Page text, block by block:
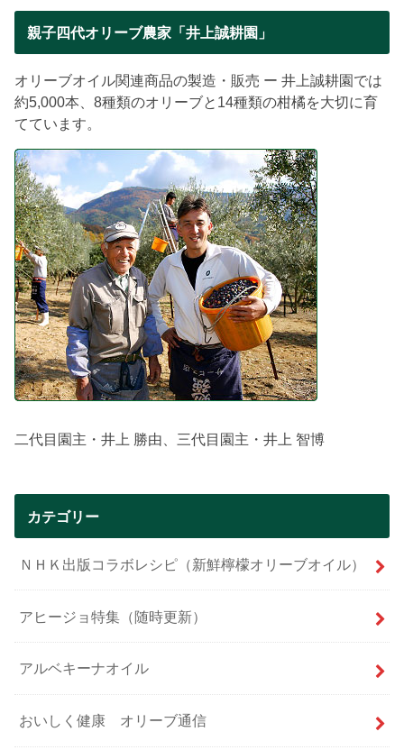
親子四代オリーブ農家「井上誠耕園」
オリーブオイル関連商品の製造・販売 ー 井上誠耕園では
約5,000本、8種類のオリーブと14種類の柑橘を大切に育
てています。
二代目園主・井上 勝由、三代目園主・井上 智博
カテゴリー
ＮＨＫ出版コラボレシピ（新鮮檸檬オリーブオイル）
アヒージョ特集（随時更新）
アルベキーナオイル
おいしく健康 オリーブ通信